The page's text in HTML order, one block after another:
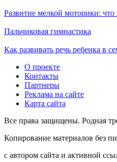
Развитие мелкой моторики: что
Пальчиковая гимнастика
Как развивать речь ребенка в
О проекте
Контакты
Партнеры
Реклама на сайте
Карта сайта
Все права защищены. Родная
Копирование материалов без
с автором сайта и активной